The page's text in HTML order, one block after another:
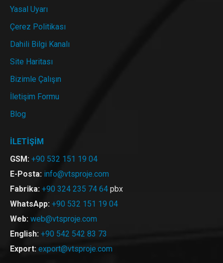
Yasal Uyarı
Çerez Politikası
Dahili Bilgi Kanalı
Site Haritası
Bizimle Çalışın
İletişim Formu
Blog
İLETİŞİM
GSM: +90 532 151 19 04
E-Posta: info@vtsproje.com
Fabrika: +90 324 235 74 64 pbx
WhatsApp: +90 532 151 19 04
Web: web@vtsproje.com
English: +90 542 542 83 73
Export: export@vtsproje.com